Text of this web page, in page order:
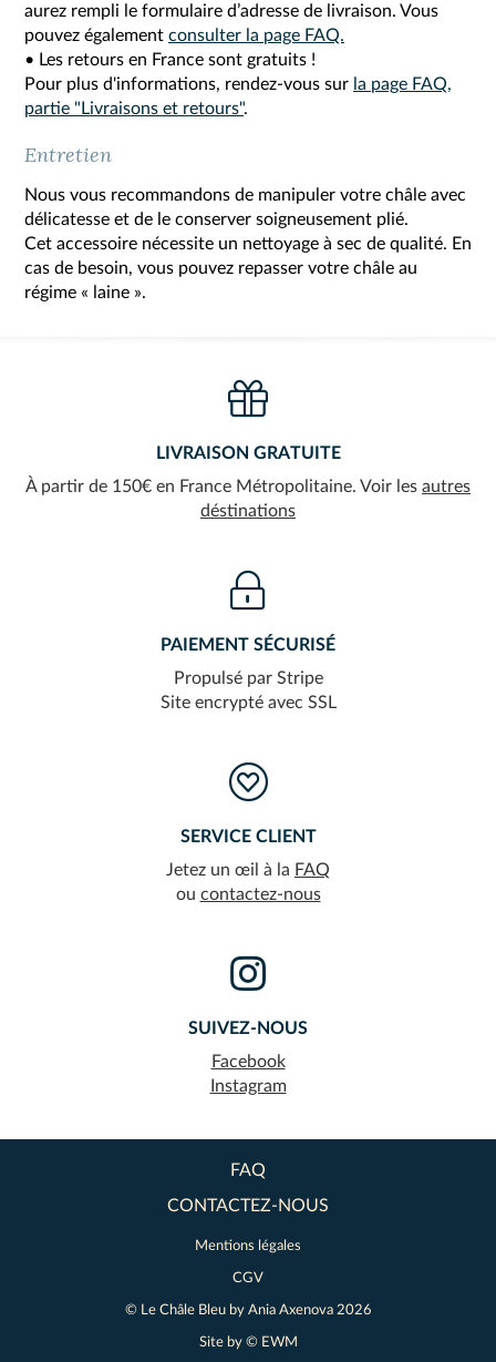
aurez rempli le formulaire d’adresse de livraison. Vous
pouvez également consulter la page FAQ.
• Les retours en France sont gratuits !
Pour plus d'informations, rendez-vous sur la page FAQ,
partie "Livraisons et retours".
Entretien
Nous vous recommandons de manipuler votre châle avec
délicatesse et de le conserver soigneusement plié.
Cet accessoire nécessite un nettoyage à sec de qualité. En
cas de besoin, vous pouvez repasser votre châle au
régime « laine ».
LIVRAISON GRATUITE
À partir de 150€ en France Métropolitaine. Voir les autres
déstinations
PAIEMENT SÉCURISÉ
Propulsé par Stripe
Site encrypté avec SSL
SERVICE CLIENT
Jetez un œil à la FAQ
ou contactez-nous
SUIVEZ-NOUS
Facebook
Instagram
FAQ
CONTACTEZ-NOUS
Mentions légales
CGV
© Le Châle Bleu by Ania Axenova2026
Site by © EWM